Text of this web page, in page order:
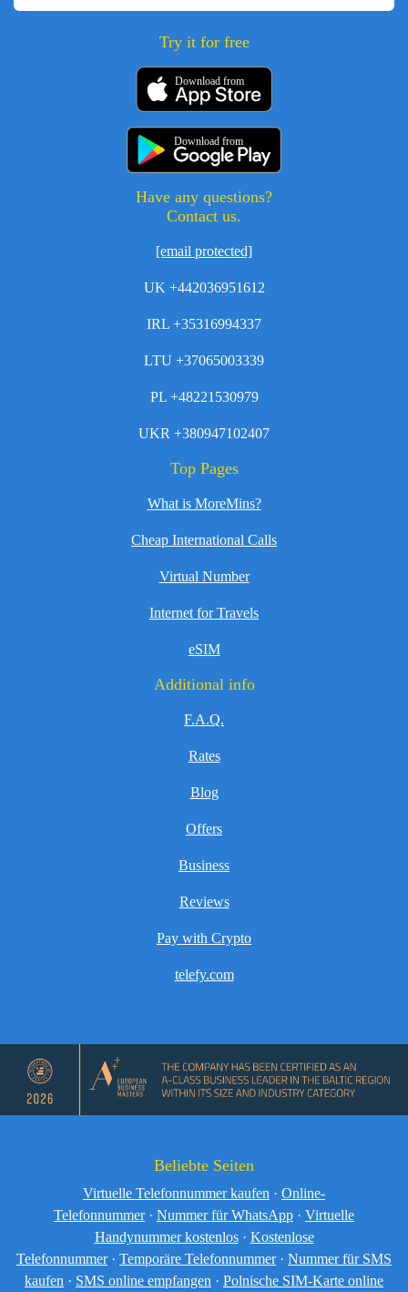
Try it for free
Download from
Download from
Have any questions?
Contact us.
[email protected]
UK +442036951612
IRL +35316994337
LTU +37065003339
PL +48221530979
UKR +380947102407
Top Pages
What is MoreMins?
Cheap International Calls
Virtual Number
Internet for Travels
eSIM
Additional info
F.A.Q.
Rates
Blog
Offers
Business
Reviews
Pay with Crypto
telefy.com
Beliebte Seiten
Virtuelle Telefonnummer kaufen · Online-
Telefonnummer · Nummer für WhatsApp · Virtuelle
Handynummer kostenlos · Kostenlose
Telefonnummer · Temporäre Telefonnummer · Nummer für SMS
kaufen · SMS online empfangen · Polnische SIM-Karte online